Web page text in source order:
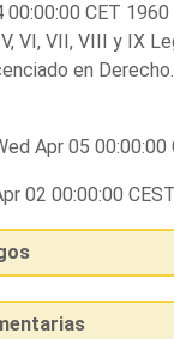
00:00:00 CET
VI, VII, VIII y IX
en
Apr 05 00:00:00
02 00:00:00